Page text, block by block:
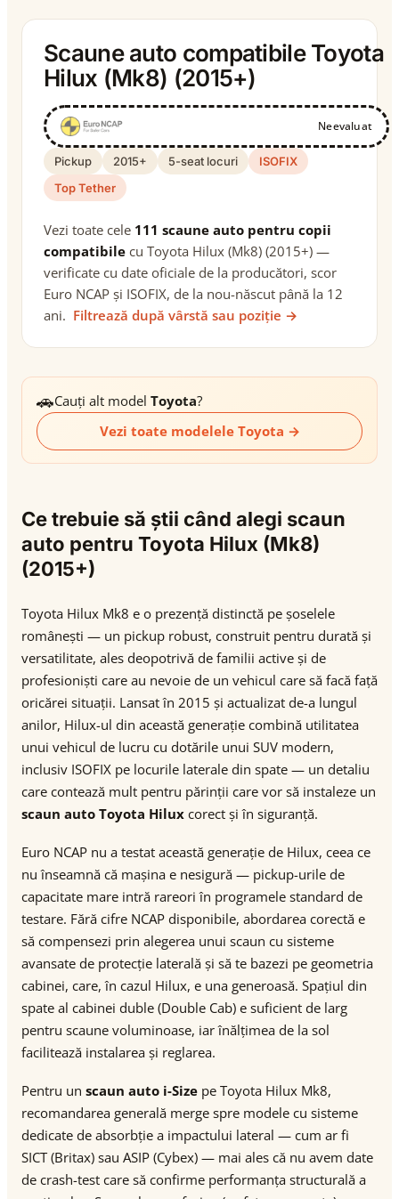
Scaune auto compatibile Toyota
Hilux (Mk8) (2015+)
Neevaluat
Pickup 2015+ 5-seat locuri
ISOFIX
Top Tether
Vezi toate cele 111 scaune auto pentru copii
compatibile cu Toyota Hilux (Mk8) (2015+) —
verificate cu date oficiale de la producători, scor
Euro NCAP și ISOFIX, de la nou-născut până la 12
ani. Filtrează după vârstă sau poziție →
🚗Cauți alt model Toyota?
Vezi toate modelele Toyota →
Ce trebuie să știi când alegi scaun
auto pentru Toyota Hilux (Mk8)
(2015+)
Toyota Hilux Mk8 e o prezență distinctă pe șoselele
românești — un pickup robust, construit pentru durată și
versatilitate, ales deopotrivă de familii active și de
profesioniști care au nevoie de un vehicul care să facă față
oricărei situații. Lansat în 2015 și actualizat de-a lungul
anilor, Hilux-ul din această generație combină utilitatea
unui vehicul de lucru cu dotările unui SUV modern,
inclusiv ISOFIX pe locurile laterale din spate — un detaliu
care contează mult pentru părinții care vor să instaleze un
scaun auto Toyota Hilux corect și în siguranță.
Euro NCAP nu a testat această generație de Hilux, ceea ce
nu înseamnă că mașina e nesigură — pickup-urile de
capacitate mare intră rareori în programele standard de
testare. Fără cifre NCAP disponibile, abordarea corectă e
să compensezi prin alegerea unui scaun cu sisteme
avansate de protecție laterală și să te bazezi pe geometria
cabinei, care, în cazul Hilux, e una generoasă. Spațiul din
spate al cabinei duble (Double Cab) e suficient de larg
pentru scaune voluminoase, iar înălțimea de la sol
facilitează instalarea și reglarea.
Pentru un scaun auto i-Size pe Toyota Hilux Mk8,
recomandarea generală merge spre modele cu sisteme
dedicate de absorbție a impactului lateral — cum ar fi
SICT (Britax) sau ASIP (Cybex) — mai ales că nu avem date
de crash-test care să confirme performanța structurală a